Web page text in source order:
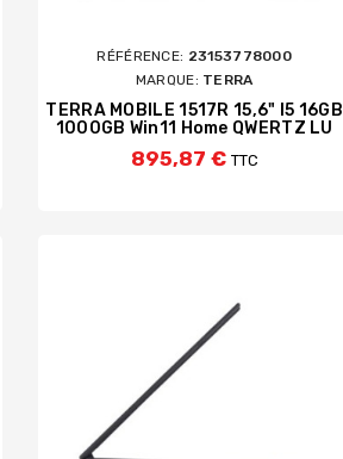
RÉFÉRENCE: 23153778000
MARQUE: TERRA
TERRA MOBILE 1517R 15,6" I5 16GB
1000GB Win11 Home QWERTZ LU
895,87 € TTC